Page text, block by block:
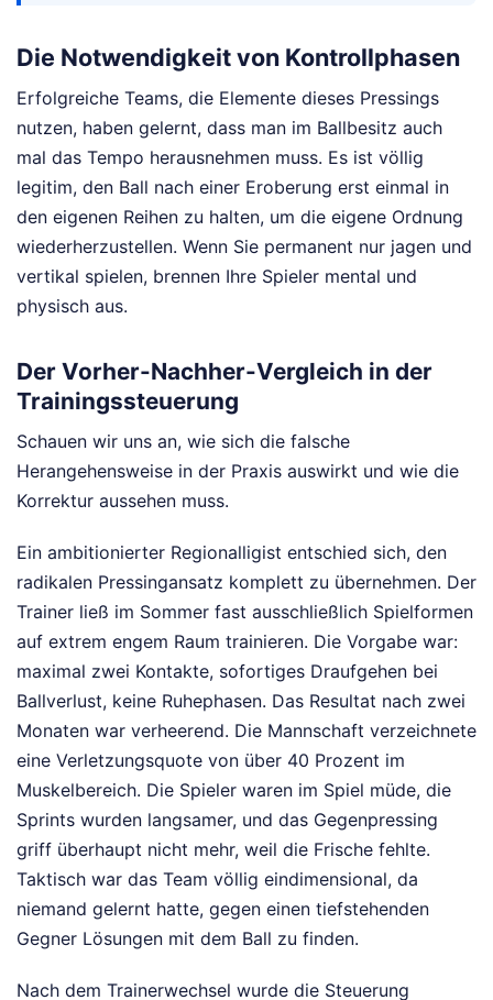
Die Notwendigkeit von Kontrollphasen
Erfolgreiche Teams, die Elemente dieses Pressings
nutzen, haben gelernt, dass man im Ballbesitz auch
mal das Tempo herausnehmen muss. Es ist völlig
legitim, den Ball nach einer Eroberung erst einmal in
den eigenen Reihen zu halten, um die eigene Ordnung
wiederherzustellen. Wenn Sie permanent nur jagen und
vertikal spielen, brennen Ihre Spieler mental und
physisch aus.
Der Vorher-Nachher-Vergleich in der
Trainingssteuerung
Schauen wir uns an, wie sich die falsche
Herangehensweise in der Praxis auswirkt und wie die
Korrektur aussehen muss.
Ein ambitionierter Regionalligist entschied sich, den
radikalen Pressingansatz komplett zu übernehmen. Der
Trainer ließ im Sommer fast ausschließlich Spielformen
auf extrem engem Raum trainieren. Die Vorgabe war:
maximal zwei Kontakte, sofortiges Draufgehen bei
Ballverlust, keine Ruhephasen. Das Resultat nach zwei
Monaten war verheerend. Die Mannschaft verzeichnete
eine Verletzungsquote von über 40 Prozent im
Muskelbereich. Die Spieler waren im Spiel müde, die
Sprints wurden langsamer, und das Gegenpressing
griff überhaupt nicht mehr, weil die Frische fehlte.
Taktisch war das Team völlig eindimensional, da
niemand gelernt hatte, gegen einen tiefstehenden
Gegner Lösungen mit dem Ball zu finden.
Nach dem Trainerwechsel wurde die Steuerung